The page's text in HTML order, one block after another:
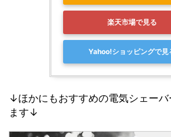
楽天市場で見る
Yahoo!ショッピングで見
↓ほかにもおすすめの電気シェー
ます↓